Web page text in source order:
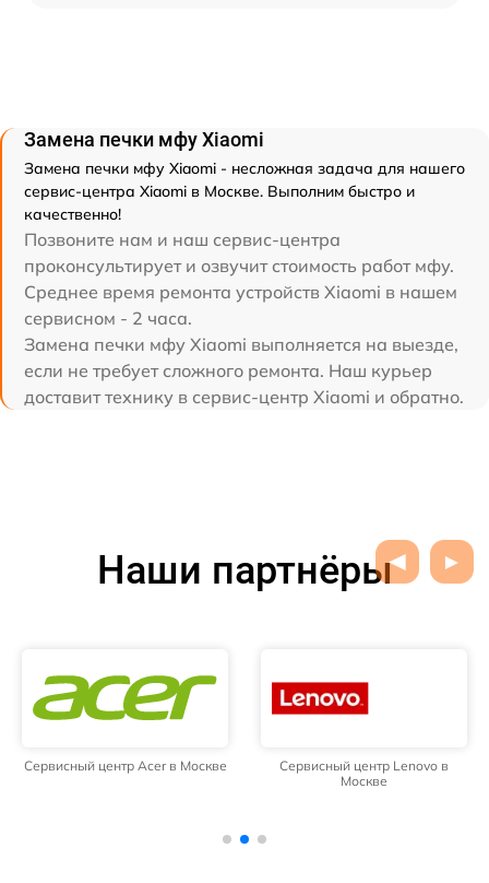
Замена печки мфу Xiaomi
Замена печки мфу Xiaomi - несложная задача для нашего
сервис-центра Xiaomi в Москве. Выполним быстро и
качественно!
Позвоните нам и наш сервис-центра
проконсультирует и озвучит стоимость работ мфу.
Среднее время ремонта устройств Xiaomi в нашем
сервисном - 2 часа.
Замена печки мфу Xiaomi выполняется на выезде,
если не требует сложного ремонта. Наш курьер
доставит технику в сервис-центр Xiaomi и обратно.
Наши партнёры
Сервисный центр Acer в Москве
Сервисный центр Lenovo в
Москве